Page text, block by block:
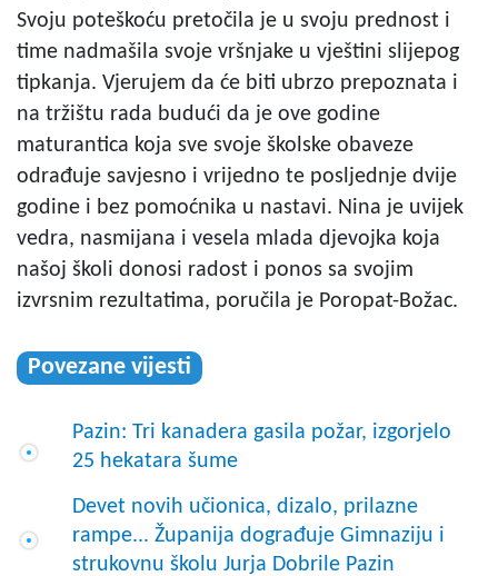
Svoju poteškoću pretočila je u svoju prednost i
time nadmašila svoje vršnjake u vještini slijepog
tipkanja. Vjerujem da će biti ubrzo prepoznata i
na tržištu rada budući da je ove godine
maturantica koja sve svoje školske obaveze
odrađuje savjesno i vrijedno te posljednje dvije
godine i bez pomoćnika u nastavi. Nina je uvijek
vedra, nasmijana i vesela mlada djevojka koja
našoj školi donosi radost i ponos sa svojim
izvrsnim rezultatima, poručila je Poropat-Božac.
Povezane vijesti
Pazin: Tri kanadera gasila požar, izgorjelo
25 hekatara šume
Devet novih učionica, dizalo, prilazne
rampe... Županija dograđuje Gimnaziju i
strukovnu školu Jurja Dobrile Pazin